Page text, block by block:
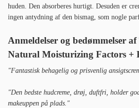
huden. Den absorberes hurtigt. Desuden er
ingen antydning af den bismag, som nogle
Anmeldelser og bedømmelser
Natural Moisturizing Factors +
"Fantastisk behagelig og prisvenlig
"Den bedste hudcreme, drøj, duftfri, holder
makeuppen på plads."